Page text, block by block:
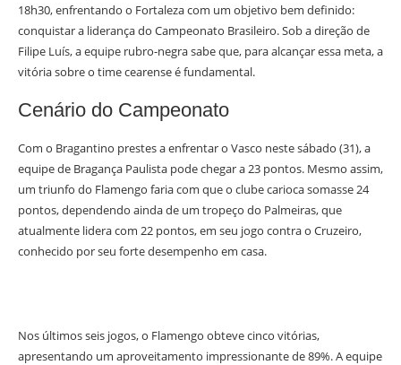
18h30, enfrentando o Fortaleza com um objetivo bem definido:
conquistar a liderança do Campeonato Brasileiro. Sob a direção de
Filipe Luís, a equipe rubro-negra sabe que, para alcançar essa meta, a
vitória sobre o time cearense é fundamental.
Cenário do Campeonato
Com o Bragantino prestes a enfrentar o Vasco neste sábado (31), a
equipe de Bragança Paulista pode chegar a 23 pontos. Mesmo assim,
um triunfo do Flamengo faria com que o clube carioca somasse 24
pontos, dependendo ainda de um tropeço do Palmeiras, que
atualmente lidera com 22 pontos, em seu jogo contra o Cruzeiro,
conhecido por seu forte desempenho em casa.
Nos últimos seis jogos, o Flamengo obteve cinco vitórias,
apresentando um aproveitamento impressionante de 89%. A equipe